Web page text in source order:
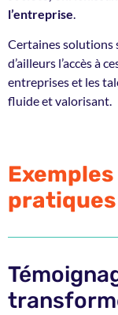
l’entreprise
Certaines solutions
d’ailleurs l’accès à
entreprises et les
fluide et valorisant.